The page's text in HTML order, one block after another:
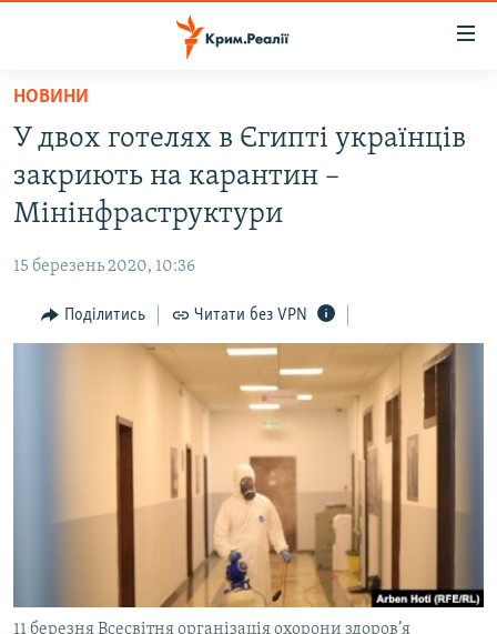
Перейти
основного
матеріалу
Перейти
до
основної
навігації
Перейти
до
ВОДА.КРИМ
ВІДЕО ТА ФОТО
БЛОГИ
ПОГЛЯД
СПЕЦПРОЕКТИ
ВІДЕОУРОКИ «ELIFBE»
УКРАЇНСЬКА ПРОБЛЕМА КРИМУ
ЯК ОБІЙТИ БЛОКУВАННЯ
НОВИНИ
У двох готелях в Єгипті українців
закриють на карантин –
Мінінфраструктури
15 березень 2020, 10:36
Поділитись Читати без VPN
11 березня Всесвітня організація охорони здоров’я